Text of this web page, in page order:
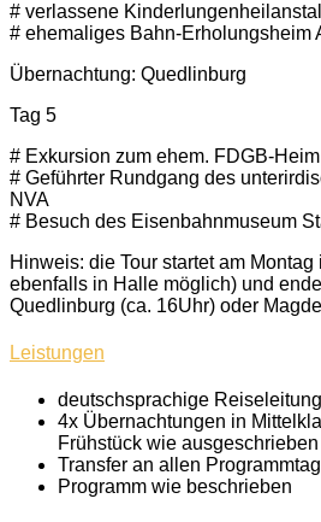
# verlassene
# ehemaliges Bahn-Erholungsheim
Übernachtung: Quedlinburg
Tag 5
# Exkursion zum ehem. FDGB-
# Geführter Rundgang des
NVA
# Besuch des Eisenbahnmuseum
Hinweis: die Tour startet am
ebenfalls in Halle möglich) und
Quedlinburg (ca. 16Uhr) oder
Leistungen
deutschsprachige Reiseleitung
4x Übernachtungen in
Frühstück wie ausgeschrieben
Transfer an allen
Programm wie beschrieben